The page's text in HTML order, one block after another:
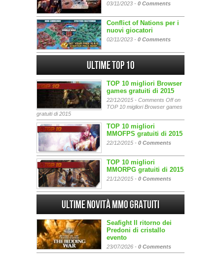
03/11/2023 - 0 Comments
Conflict of Nations per i
nuovi giocatori
02/11/2023 - 0 Comments
Ultime Top 10
TOP 10 migliori Browser
games gratuiti di 2015
22/12/2015 - Comments Offon
TOP 10 migliori Browser games
gratuiti di 2015
TOP 10 migliori
MMOFPS gratuiti di 2015
22/12/2015 - 0 Comments
TOP 10 migliori
MMORPG gratuiti di 2015
21/12/2015 - 0 Comments
Ultime Novità MMO gratuiti
Seafight Il ritorno dei
Predoni di cristallo
evento
23/07/2026 - 0 Comments